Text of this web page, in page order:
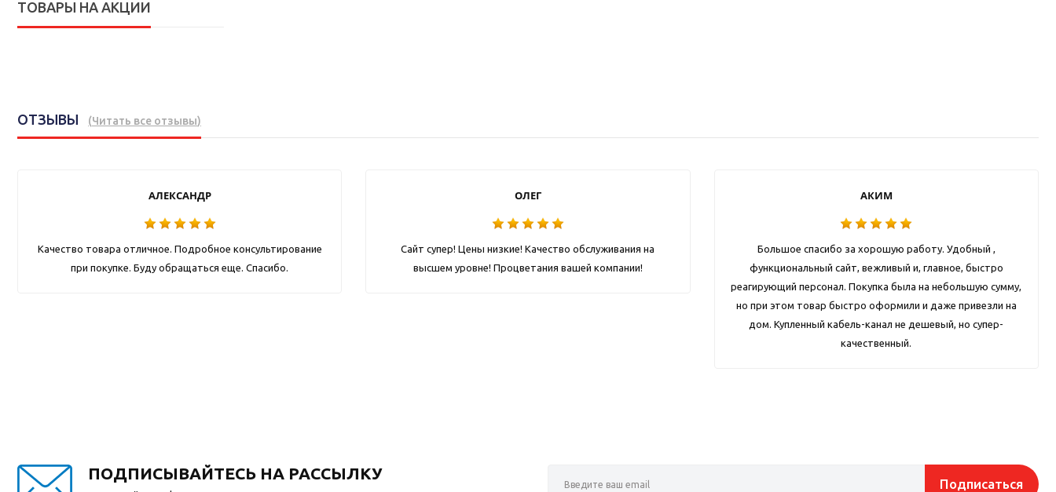
ТОВАРЫ НА АКЦИИ
ОТЗЫВЫ (Читать все отзывы)
АЛЕКСАНДР
Качество товара отличное. Подробное консультирование
при покупке. Буду обращаться еще. Спасибо.
ОЛЕГ
Сайт супер! Цены низкие! Качество обслуживания на
высшем уровне! Процветания вашей компании!
АКИМ
Большое спасибо за хорошую работу. Удобный ,
функциональный сайт, вежливый и, главное, быстро
реагирующий персонал. Покупка была на небольшую сумму,
но при этом товар быстро оформили и даже привезли на
дом. Купленный кабель-канал не дешевый, но супер-
качественный.
ПОДПИСЫВАЙТЕСЬ НА РАССЫЛКУ
Подписаться